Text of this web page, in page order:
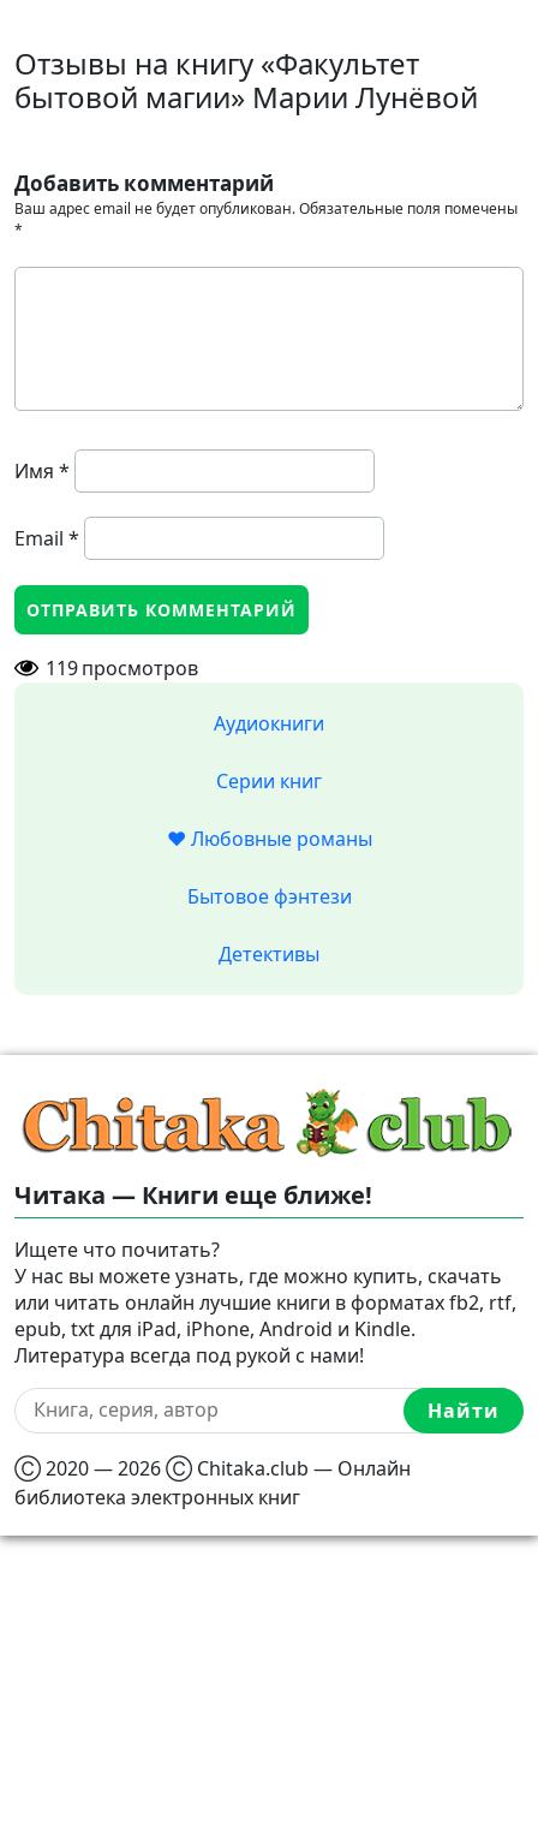
Отзывы на книгу «Факультет
бытовой магии» Марии Лунёвой
Добавить комментарий
Ваш адрес email не будет опубликован.Обязательные поля помечены
*
Имя *
Email *
119просмотров
Аудиокниги
Серии книг
❤️ Любовные романы
Бытовое фэнтези
Детективы
Читака — Книги еще ближе!
Ищете что почитать?
У нас вы можете узнать, где можно купить, скачать
или читать онлайн лучшие книги в форматах fb2, rtf,
epub, txt для iPad, iPhone, Android и Kindle.
Литература всегда под рукой с нами!
Найти
Ⓒ 2020 — 2026 Ⓒ Chitaka.club — Онлайн
библиотека электронных книг